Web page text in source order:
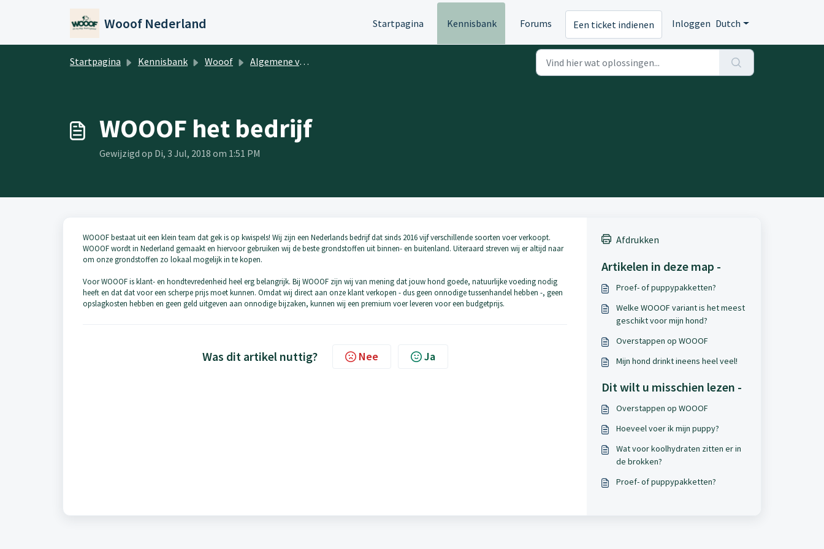
Wooof Nederland Startpagina Kennisbank Forums Een ticket indienen Inloggen Dutch
Startpagina Kennisbank Wooof Algemene vragen
WOOOF het bedrijf
Gewijzigd op Di, 3 Jul, 2018 om 1:51 PM
WOOOF bestaat uit een klein team dat gek is op kwispels! Wij zijn een Nederlands bedrijf dat sinds 2016 vijf verschillende soorten voer verkoopt.
WOOOFwordt in Nederland gemaakt en hiervoor gebruiken wij de beste grondstoffen uit binnen- en buitenland. Uiteraard streven wij er altijd naar
om onze grondstoffen zo lokaal mogelijk in te kopen.
Voor WOOOF is klant- en hondtevredenheid heel erg belangrijk. Bij WOOOF zijn wij van mening dat jouw hond goede, natuurlijke voeding nodig
heeft en dat dat voor een scherpe prijs moet kunnen. Omdat wij direct aan onze klant verkopen - dus geen onnodige tussenhandel hebben -, geen
opslagkosten hebben en geen geld uitgeven aan onnodige bijzaken, kunnen wij een premium voer leveren voor een budgetprijs.
Was dit artikel nuttig? Nee Ja
Afdrukken
Artikelen in deze map -
Proef- of puppypakketten?
Welke WOOOF variant is het meest
geschikt voor mijn hond?
Overstappen op WOOOF
Mijn hond drinkt ineens heel veel!
Dit wilt u misschien lezen -
Overstappen op WOOOF
Hoeveel voer ik mijn puppy?
Wat voor koolhydraten zitten er in
de brokken?
Proef- of puppypakketten?